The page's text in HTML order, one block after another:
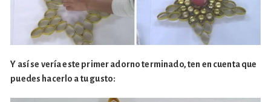
Y así se vería este primer adorno terminado, ten en cuenta que
puedes hacerlo a tu gusto: